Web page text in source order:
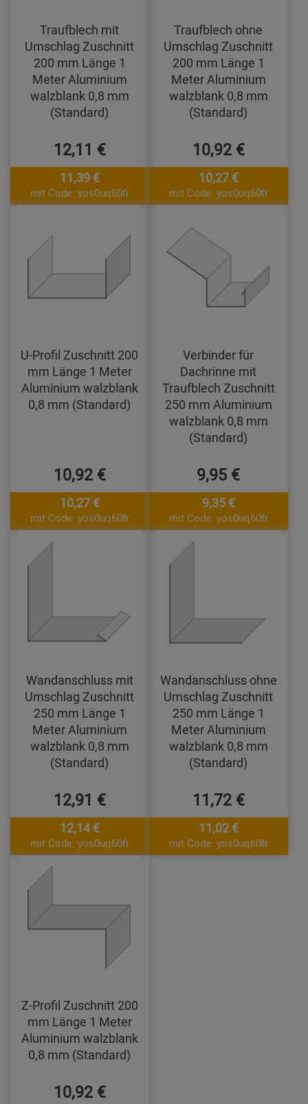
Traufblech mit
Umschlag Zuschnitt
200 mm Länge 1
Meter Aluminium
walzblank 0,8 mm
(Standard)
12,11 €
11,39 €
mit Code: yos0uq60fr
Traufblech ohne
Umschlag Zuschnitt
200 mm Länge 1
Meter Aluminium
walzblank 0,8 mm
(Standard)
10,92 €
10,27 €
mit Code: yos0uq60fr
U-Profil Zuschnitt 200
mm Länge 1 Meter
Aluminium walzblank
0,8 mm (Standard)
10,92 €
10,27 €
mit Code: yos0uq60fr
Verbinder für
Dachrinne mit
Traufblech Zuschnitt
250 mm Aluminium
walzblank 0,8 mm
(Standard)
9,95 €
9,35 €
mit Code: yos0uq60fr
Wandanschluss mit
Umschlag Zuschnitt
250 mm Länge 1
Meter Aluminium
walzblank 0,8 mm
(Standard)
12,91 €
12,14 €
mit Code: yos0uq60fr
Wandanschluss ohne
Umschlag Zuschnitt
250 mm Länge 1
Meter Aluminium
walzblank 0,8 mm
(Standard)
11,72 €
11,02 €
mit Code: yos0uq60fr
Z-Profil Zuschnitt 200
mm Länge 1 Meter
Aluminium walzblank
0,8 mm (Standard)
10,92 €